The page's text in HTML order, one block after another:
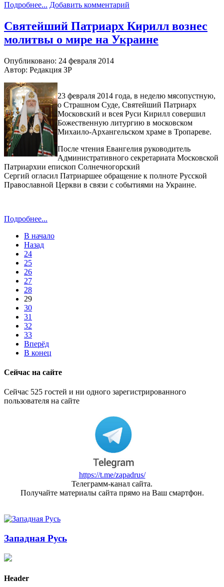
Подробнее... Добавить комментарий
Святейший Патриарх Кирилл вознес
молитвы о мире на Украине
Опубликовано: 24 февраля 2014
Автор: Редакция ЗР
23 февраля 2014 года, в неделю мясопустную,
о Страшном Суде, Святейший Патриарх
Московский и всея Руси Кирилл совершил
Божественную литургию в московском
Михаило-Архангельском храме в Тропареве.
После чтения Евангелия руководитель
Административного секретариата Московской
Патриархии епископ Солнечногорский
Сергий огласил Патриаршее обращение к полноте Русской
Православной Церкви в связи с событиями на Украине.
Подробнее...
В начало
Назад
24
25
26
27
28
29
30
31
32
33
Вперёд
В конец
Сейчас на сайте
Сейчас 525 гостей и ни одного зарегистрированного
пользователя на сайте
https://t.me/zapadrus/
Телеграмм-канал сайта.
Получайте материалы сайта прямо на Ваш смартфон.
Западная Русь
Header